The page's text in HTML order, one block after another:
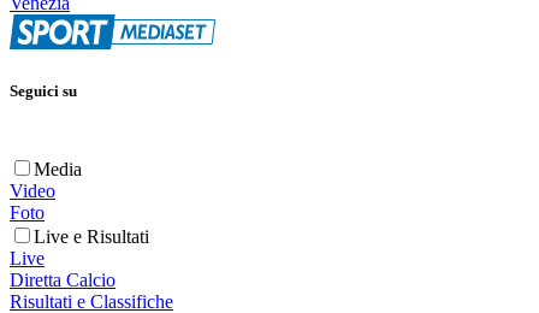
Seguici su
Media
Video
Foto
Live e Risultati
Live
Diretta Calcio
Risultati e Classifiche